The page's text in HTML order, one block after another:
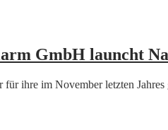
GmbH launcht
ihre im November letzten